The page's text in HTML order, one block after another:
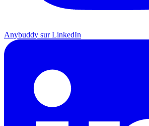
Anybuddy sur LinkedIn